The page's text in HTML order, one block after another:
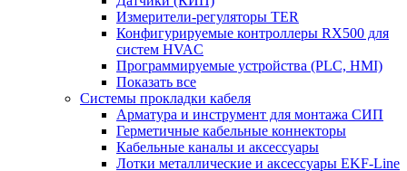
Измерители-регуляторы TER
Конфигурируемые контроллеры RX500 для
систем HVAC
Программируемые устройства (PLC, HMI)
Показать все
Системы прокладки кабеля
Арматура и инструмент для монтажа СИП
Герметичные кабельные коннекторы
Кабельные каналы и аксессуары
Лотки металлические и аксессуары EKF-Line